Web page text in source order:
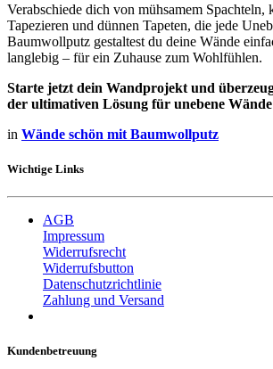
Verabschiede dich von mühsamem Spachteln,
Tapezieren und dünnen Tapeten, die jede
Baumwollputz gestaltest du deine Wände
langlebig – für ein Zuhause zum Wohlfühlen.
Starte jetzt dein Wandprojekt und
der ultimativen Lösung für unebene
in Wände schön mit Baumwollputz
Wichtige Links
AGB
Impressum
Widerrufsrecht
Widerrufsbutton
Datenschutzrichtlinie
Zahlung und Versand
Kundenbetreuung